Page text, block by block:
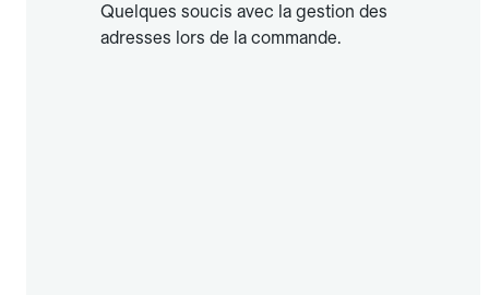
Quelques soucis avec la gestion des
adresses lors de la commande.